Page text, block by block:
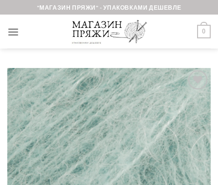
to
content
"МАГАЗИН ПРЯЖИ" - УПАКОВКАМИ ДЕШЕВЛЕ
0
Добавить в
избранное.